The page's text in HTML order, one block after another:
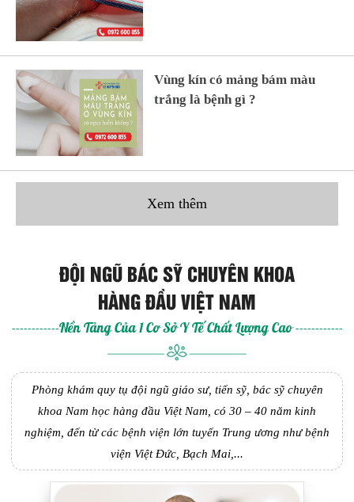
Vùng kín có mảng bám màu
trắng là bệnh gì ?
Xem thêm
ĐỘI NGŨ BÁC SỸ CHUYÊN KHOA
HÀNG ĐẦU VIỆT NAM
------------Nền Tảng Của 1 Cơ Sở Y Tế Chất Lượng Cao ------------
Phòng khám quy tụ đội ngũ giáo sư, tiến sỹ, bác sỹ chuyên
khoa Nam học hàng đầu Việt Nam, có 30 – 40 năm kinh
nghiệm, đến từ các bệnh viện lớn tuyến Trung ương như bệnh
viện Việt Đức, Bạch Mai,...